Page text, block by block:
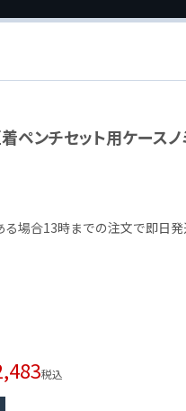
ペンチセット用ケース
る場合13時までの注文で即日
税込